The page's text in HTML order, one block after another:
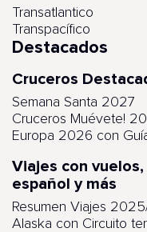
Transatlantico
Transpacífico
Destacados
Cruceros
Semana Santa 2027
Cruceros Muévete!
Europa 2026 con
Viajes con
español y más
Resumen Viajes
Alaska con Circuito